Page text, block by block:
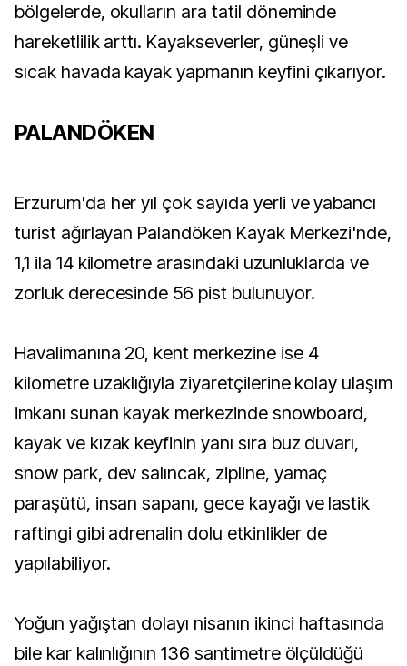
bölgelerde, okulların ara tatil döneminde
hareketlilik arttı. Kayakseverler, güneşli ve
sıcak havada kayak yapmanın keyfini çıkarıyor.
PALANDÖKEN
Erzurum'da her yıl çok sayıda yerli ve yabancı
turist ağırlayan Palandöken Kayak Merkezi'nde,
1,1 ila 14 kilometre arasındaki uzunluklarda ve
zorluk derecesinde 56 pist bulunuyor.
Havalimanına 20, kent merkezine ise 4
kilometre uzaklığıyla ziyaretçilerine kolay ulaşım
imkanı sunan kayak merkezinde snowboard,
kayak ve kızak keyfinin yanı sıra buz duvarı,
snow park, dev salıncak, zipline, yamaç
paraşütü, insan sapanı, gece kayağı ve lastik
raftingi gibi adrenalin dolu etkinlikler de
yapılabiliyor.
Yoğun yağıştan dolayı nisanın ikinci haftasında
bile kar kalınlığının 136 santimetre ölçüldüğü